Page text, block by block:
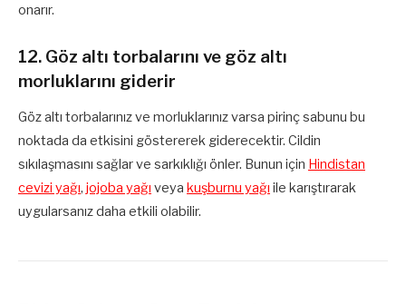
onarır.
12. Göz altı torbalarını ve göz altı
morluklarını giderir
Göz altı torbalarınız ve morluklarınız varsa pirinç sabunu bu
noktada da etkisini göstererek giderecektir. Cildin
sıkılaşmasını sağlar ve sarkıklığı önler. Bunun için Hindistan
cevizi yağı, jojoba yağı veya kuşburnu yağı ile karıştırarak
uygularsanız daha etkili olabilir.